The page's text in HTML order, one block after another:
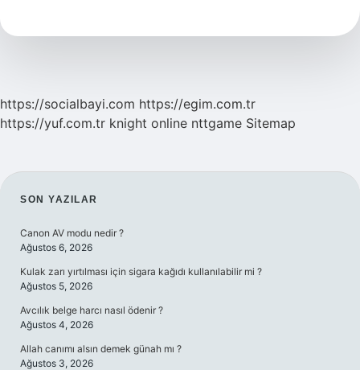
https://socialbayi.com https://egim.com.tr
https://yuf.com.tr knight online nttgame Sitemap
SIDEBAR
SON YAZILAR
Canon AV modu nedir ?
Ağustos 6, 2026
Kulak zarı yırtılması için sigara kağıdı kullanılabilir mi ?
Ağustos 5, 2026
Avcılık belge harcı nasıl ödenir ?
Ağustos 4, 2026
Allah canımı alsın demek günah mı ?
Ağustos 3, 2026